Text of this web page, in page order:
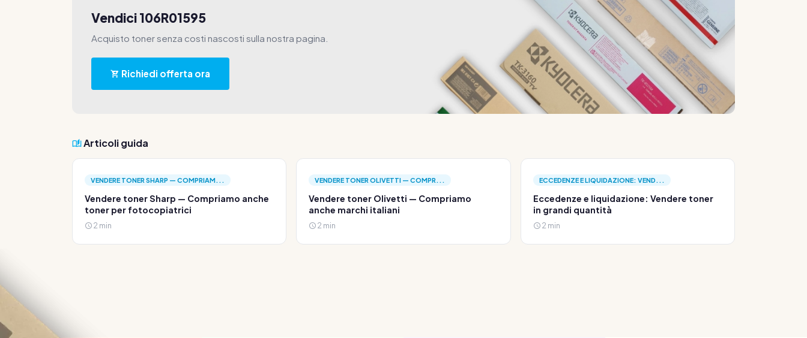
Vendici 106R01595
Acquisto toner senza costi nascosti sulla nostra pagina.
Richiedi offerta ora
Articoli guida
VENDERE TONER SHARP — COMPRIAM...
Vendere toner Sharp — Compriamo anche
toner per fotocopiatrici
2 min
VENDERE TONER OLIVETTI — COMPR...
Vendere toner Olivetti — Compriamo
anche marchi italiani
2 min
ECCEDENZE E LIQUIDAZIONE: VEND...
Eccedenze e liquidazione: Vendere toner
in grandi quantità
2 min